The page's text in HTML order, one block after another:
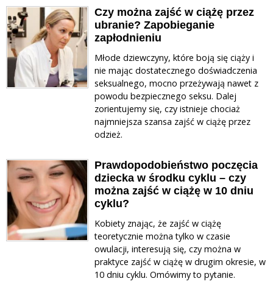
Czy można zajść w ciążę przez
ubranie? Zapobieganie
zapłodnieniu
Młode dziewczyny, które boją się ciąży i
nie mając dostatecznego doświadczenia
seksualnego, mocno przeżywają nawet z
powodu bezpiecznego seksu. Dalej
zorientujemy się, czy istnieje chociaż
najmniejsza szansa zajść w ciążę przez
odzież.
Prawdopodobieństwo poczęcia
dziecka w środku cyklu – czy
można zajść w ciążę w 10 dniu
cyklu?
Kobiety znając, że zajść w ciążę
teoretycznie można tylko w czasie
owulacji, interesują się, czy można w
praktyce zajść w ciążę w drugim okresie, w
10 dniu cyklu. Omówimy to pytanie.